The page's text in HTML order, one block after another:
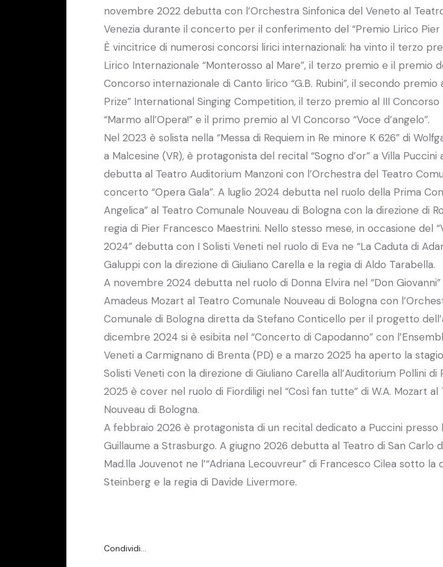
novembre 2022 debutta con l’Orchestra Sinfonica del Veneto al
Venezia durante il concerto per il conferimento del “Premio Lirico Pier
È vincitrice di numerosi concorsi lirici internazionali: ha vinto il terzo
Lirico Internazionale “Monterosso al Mare”, il terzo premio e il premio
Concorso internazionale di Canto lirico “G.B. Rubini”, il secondo premio
Prize” International Singing Competition, il terzo premio al III
“Marmo all’Opera!” e il primo premio al VI Concorso “Voce d’angelo”.
Nel 2023 è solista nella “Messa di Requiem in Re minore K 626” di
a Malcesine (VR), è protagonista del recital “Sogno d’or” a Villa Puccini
debutta al Teatro Auditorium Manzoni con l’Orchestra del Teatro
concerto “Opera Gala”. A luglio 2024 debutta nel ruolo della Prima
Angelica” al Teatro Comunale Nouveau di Bologna con la direzione di
regia di Pier Francesco Maestrini. Nello stesso mese, in occasione del
2024” debutta con I Solisti Veneti nel ruolo di Eva ne “La Caduta di
Galuppi con la direzione di Giuliano Carella e la regia di Aldo Tarabella.
A novembre 2024 debutta nel ruolo di Donna Elvira nel “Don
Amadeus Mozart al Teatro Comunale Nouveau di Bologna con
Comunale di Bologna diretta da Stefano Conticello per il progetto
dicembre 2024 si è esibita nel “Concerto di Capodanno” con
Veneti a Carmignano di Brenta (PD) e a marzo 2025 ha aperto la
Solisti Veneti con la direzione di Giuliano Carella all’Auditorium Pollini di
2025 è cover nel ruolo di Fiordiligi nel “Così fan tutte” di W.A. Mozart al
Nouveau di Bologna.
A febbraio 2026 è protagonista di un recital dedicato a Puccini presso
Guillaume a Strasburgo. A giugno 2026 debutta al Teatro di San Carlo
Mad.lla Jouvenot ne l’“Adriana Lecouvreur” di Francesco Cilea sotto la
Steinberg e la regia di Davide Livermore.
Condividi…